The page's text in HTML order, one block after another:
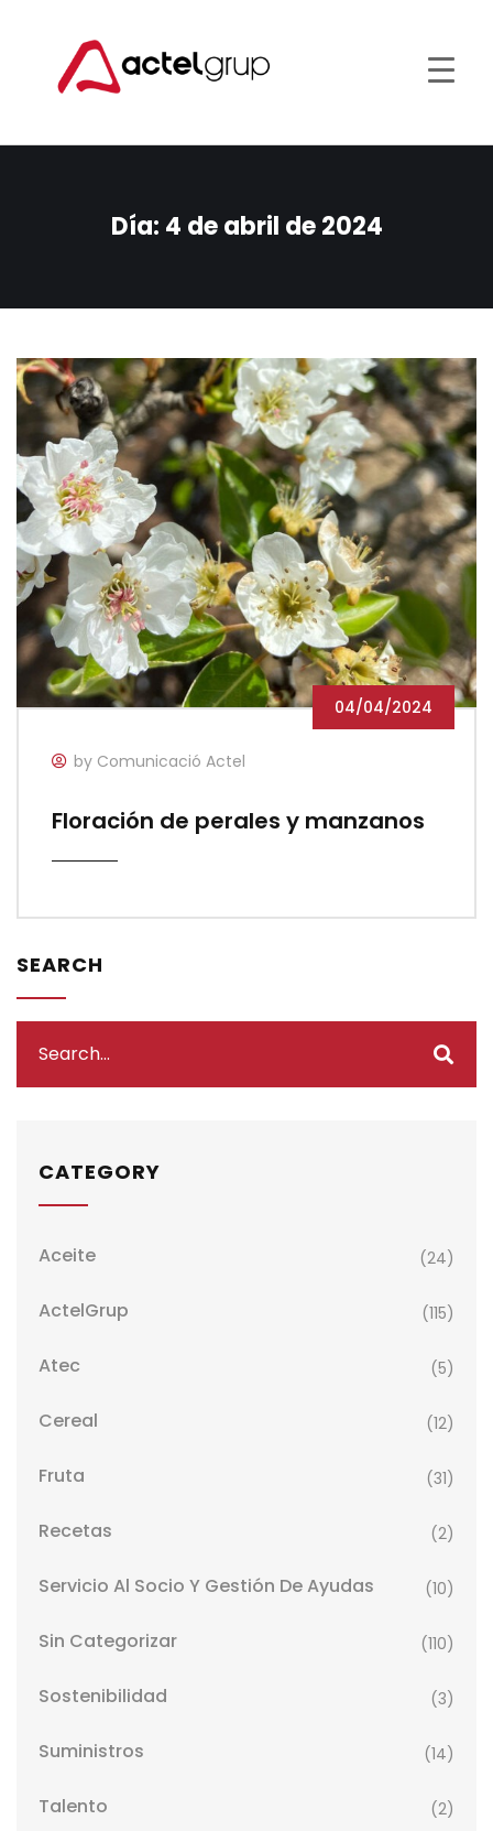
Día: 4 de abril de 2024
04/04/2024
by Comunicació Actel
Floración de perales y manzanos
SEARCH
CATEGORY
Aceite (24)
ActelGrup (115)
Atec (5)
Cereal (12)
Fruta (31)
Recetas (2)
Servicio Al Socio Y Gestión De Ayudas (10)
Sin Categorizar (110)
Sostenibilidad (3)
Suministros (14)
Talento (2)